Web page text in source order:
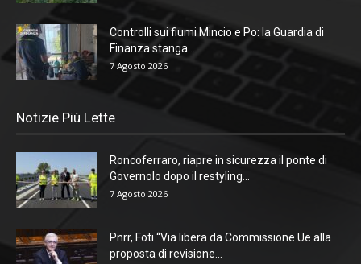
Controlli sui fiumi Mincio e Po: la Guardia di
Finanza stanga...
7 Agosto 2026
Notizie Più Lette
Roncoferraro, riapre in sicurezza il ponte di
Governolo dopo il restyling...
7 Agosto 2026
Pnrr, Foti “Via libera da Commissione Ue alla
proposta di revisione...